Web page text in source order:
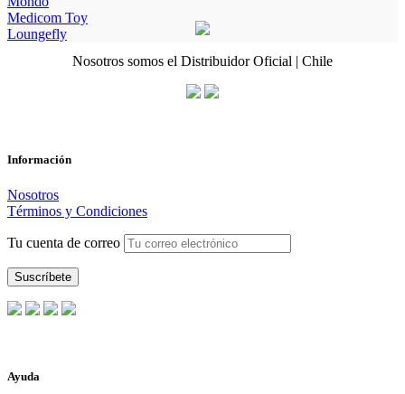
Medicom Toy
Loungefly
Nosotros somos el Distribuidor Oficial | Chile
Información
Nosotros
Términos y Condiciones
Tu cuenta de correo
Ayuda